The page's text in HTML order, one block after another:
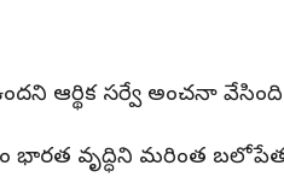
ఆర్థిక సర్వే అంచనా
వృద్ధిని మరింత బలోపేతం